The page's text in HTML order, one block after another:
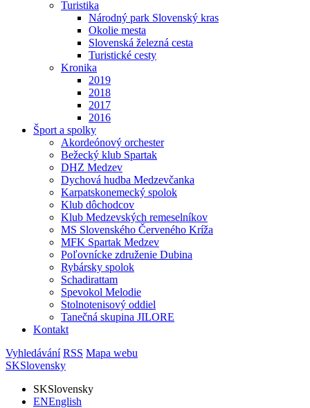
Turistika
Národný park Slovenský kras
Okolie mesta
Slovenská železná cesta
Turistické cesty
Kronika
2019
2018
2017
2016
Šport a spolky
Akordeónový orchester
Bežecký klub Spartak
DHZ Medzev
Dychová hudba Medzevčanka
Karpatskonemecký spolok
Klub dôchodcov
Klub Medzevských remeselníkov
MS Slovenského Červeného Kríža
MFK Spartak Medzev
Poľovnícke združenie Dubina
Rybársky spolok
Schadirattam
Spevokol Melodie
Stolnotenisový oddiel
Tanečná skupina JILORE
Kontakt
Vyhledávání RSS Mapa webu
SKSlovensky
SKSlovensky
ENEnglish